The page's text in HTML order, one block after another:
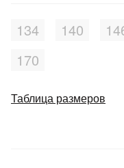
134 140
170
Таблица размеров